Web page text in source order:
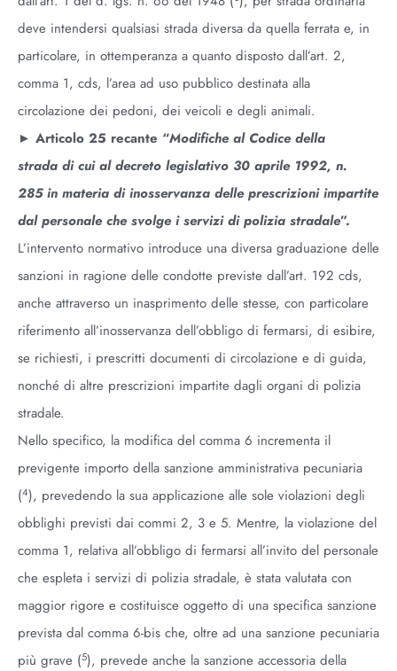
deve intendersi qualsiasi strada diversa da quella ferrata e, in
particolare, in ottemperanza a quanto disposto dall’art. 2,
comma 1, cds, l’area ad uso pubblico destinata alla
circolazione dei pedoni, dei veicoli e degli animali.
► Articolo 25 recante “Modifiche al Codice della
strada di cui al decreto legislativo 30 aprile 1992, n.
285 in materia di inosservanza delle prescrizioni impartite
dal personale che svolge i servizi di polizia stradale”.
L’intervento normativo introduce una diversa graduazione delle
sanzioni in ragione delle condotte previste dall’art. 192 cds,
anche attraverso un inasprimento delle stesse, con particolare
riferimento all’inosservanza dell’obbligo di fermarsi, di esibire,
se richiesti, i prescritti documenti di circolazione e di guida,
nonché di altre prescrizioni impartite dagli organi di polizia
stradale.
Nello specifico, la modifica del comma 6 incrementa il
previgente importo della sanzione amministrativa pecuniaria
(4), prevedendo la sua applicazione alle sole violazioni degli
obblighi previsti dai commi 2, 3 e 5. Mentre, la violazione del
comma 1, relativa all’obbligo di fermarsi all’invito del personale
che espleta i servizi di polizia stradale, è stata valutata con
maggior rigore e costituisce oggetto di una specifica sanzione
prevista dal comma 6-bis che, oltre ad una sanzione pecuniaria
più grave (5), prevede anche la sanzione accessoria della